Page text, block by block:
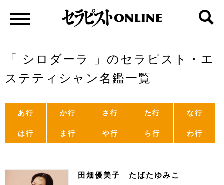
「 シロダーラ 」のセラピスト・エ
ステティシャン名鑑一覧
あ行 か行 さ行 た行 な行
は行 ま行 や行 ら行 わ行
田畑優美子 たばたゆみこ